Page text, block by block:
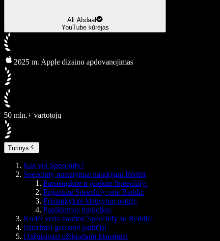
Ali Abdaal
YouTube kūrėjas
2025 m. Apple dizaino apdovanojimas
50 mln.+ vartotojų
Turinys
Kas yra Speechify?
Speechify nustatymas naudojant Reddit
Parsisiųskite ir įdiekite Speechify:
Prijunkite Speechify prie Reddit:
Prisitaikykite klausymo patirtį:
Papildomos funkcijos:
Kodėl verta naudoti Speechify su Reddit?
Patarimai geresnei patirčiai
Dažniausiai užduodami klausimai